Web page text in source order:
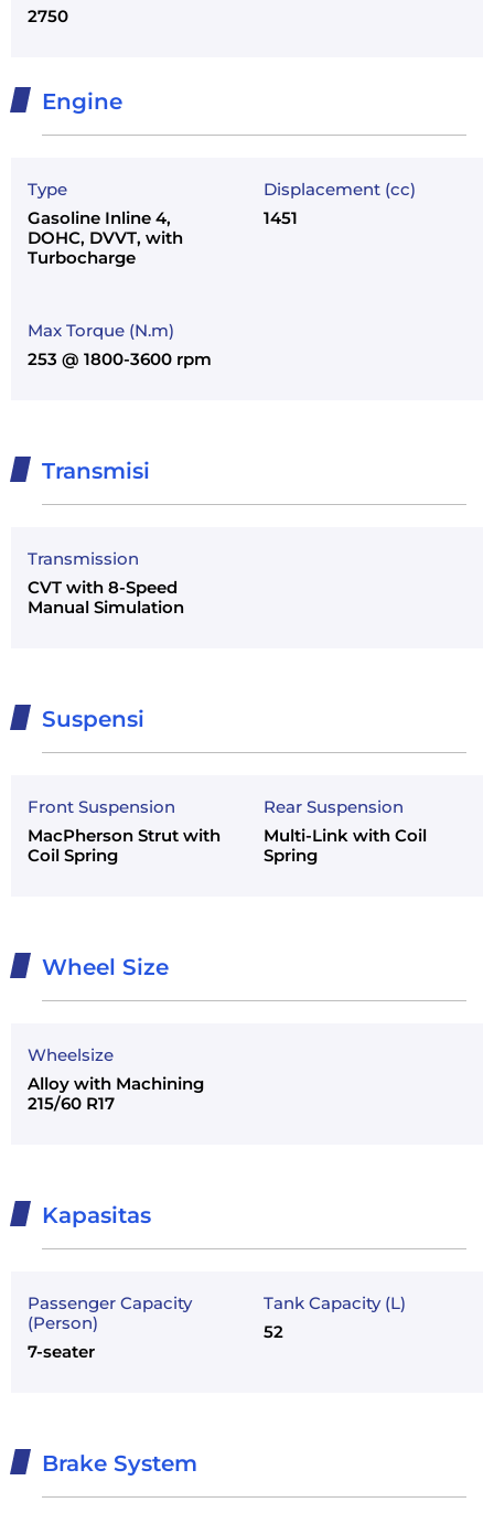
2750
Engine
Type
Gasoline Inline 4,
DOHC, DVVT, with
Turbocharge
Displacement (cc)
1451
Max Torque (N.m)
253 @ 1800-3600 rpm
Transmisi
Transmission
CVT with 8-Speed
Manual Simulation
Suspensi
Front Suspension
MacPherson Strut with
Coil Spring
Rear Suspension
Multi-Link with Coil
Spring
Wheel Size
Wheelsize
Alloy with Machining
215/60 R17
Kapasitas
Passenger Capacity
(Person)
7-seater
Tank Capacity (L)
52
Brake System